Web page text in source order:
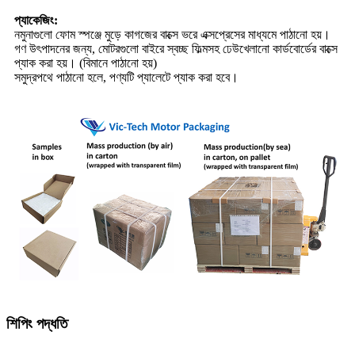
প্যাকেজিং:
নমুনাগুলো ফোম স্পঞ্জে মুড়ে কাগজের বাক্সে ভরে এক্সপ্রেসের মাধ্যমে পাঠানো হয়।
গণ উৎপাদনের জন্য, মোটরগুলো বাইরে স্বচ্ছ ফিল্মসহ ঢেউখেলানো কার্ডবোর্ডের বাক্সে
প্যাক করা হয়। (বিমানে পাঠানো হয়)
সমুদ্রপথে পাঠানো হলে, পণ্যটি প্যালেটে প্যাক করা হবে।
শিপিং পদ্ধতি